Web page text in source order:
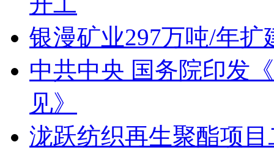
银漫矿业297万吨/年
中共中央 国务院印发
见》
泷跃纺织再生聚酯项